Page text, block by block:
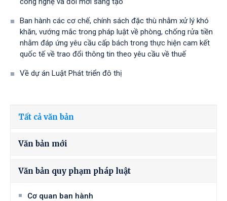
Ban hành các cơ chế, chính sách đặc thù nhằm xử lý khó
khăn, vướng mắc trong pháp luật về phòng, chống rửa tiền
nhằm đáp ứng yêu cầu cấp bách trong thực hiện cam kết
quốc tế về trao đổi thông tin theo yêu cầu về thuế
Về dự án Luật Phát triển đô thị
Tất cả văn bản
Văn bản mới
Văn bản quy phạm pháp luật
Cơ quan ban hành